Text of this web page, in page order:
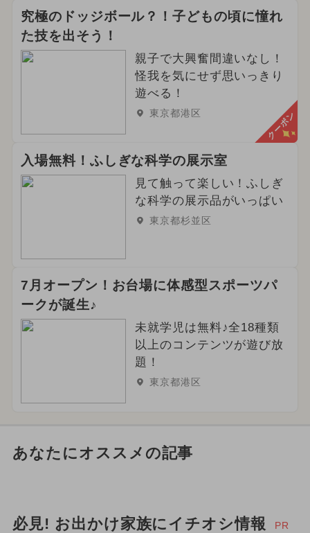
究極のドッジボール？！子どもの頃に憧れ
た技を出そう！
親子で大興奮間違いなし！
怪我を気にせず思いっきり
遊べる！
東京都港区 クーポン
入場無料！ふしぎな科学の展示室
見て触って楽しい！ふしぎ
な科学の展示品がいっぱい
東京都杉並区
7月オープン！お台場に体感型スポーツパ
ークが誕生♪
未就学児は無料♪全18種類
以上のコンテンツが遊び放
題！
東京都港区
あなたにオススメの記事
必見! お出かけ家族にイチオシ情報 PR